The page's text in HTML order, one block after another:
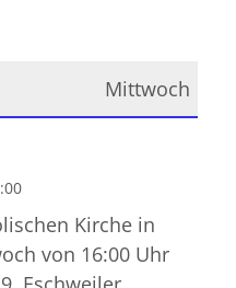
Mittwoch
Kirche in
von 16:00 Uhr